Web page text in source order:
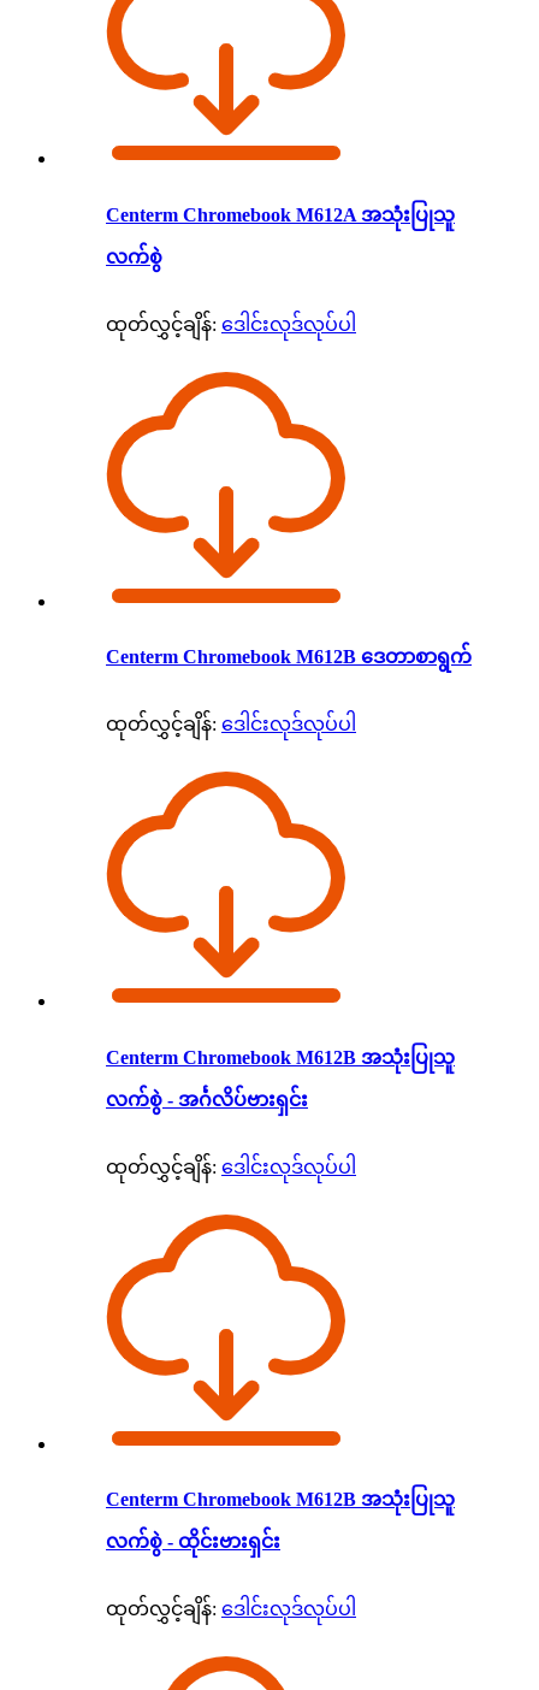
Centerm Chromebook M612A အသုံးပြုသူ
လက်စွဲ
ထုတ်လွှင့်ချိန်: ဒေါင်းလုဒ်လုပ်ပါ
Centerm Chromebook M612B ဒေတာစာရွက်
ထုတ်လွှင့်ချိန်: ဒေါင်းလုဒ်လုပ်ပါ
Centerm Chromebook M612B အသုံးပြုသူ
လက်စွဲ - အင်္ဂလိပ်ဗားရှင်း
ထုတ်လွှင့်ချိန်: ဒေါင်းလုဒ်လုပ်ပါ
Centerm Chromebook M612B အသုံးပြုသူ
လက်စွဲ - ထိုင်းဗားရှင်း
ထုတ်လွှင့်ချိန်: ဒေါင်းလုဒ်လုပ်ပါ